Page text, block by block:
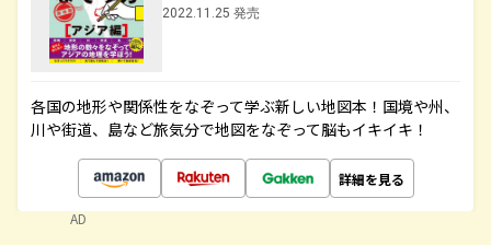
2022.11.25 発売
各国の地形や関係性をなぞって学ぶ新しい地図本！国境や州、
川や街道、島など旅気分で地図をなぞって脳もイキイキ！
詳細を見る
AD